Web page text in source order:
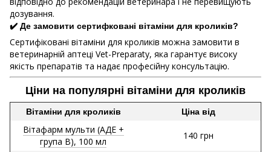
дозування.
✔️ Де замовити сертифковані вітаміни для кроликів?
Сертифіковані вітаміни для кроликів можна замовити в
ветеринарній аптеці Vet-Preparaty, яка гарантує високу
якість препаратів та надає професійну консультацію.
Ціни на популярні вітаміни для кроликів
Вітаміни для кроликів Ціна від
Вітафарм мульти (АДЕ +
група В), 100 мл
140 грн